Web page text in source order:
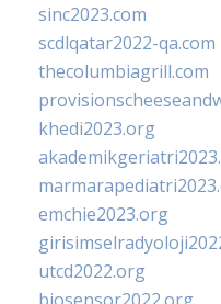
sinc2023.com
scdlqatar2022-qa.com
thecolumbiagrill.com
khedi2023.org
emchie2023.org
utcd2022.org